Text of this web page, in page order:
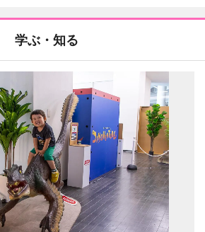
学ぶ・知る